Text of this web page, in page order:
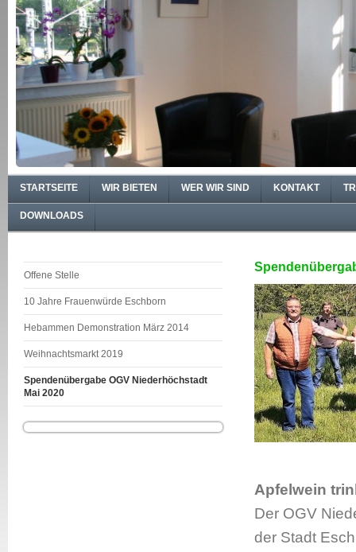
STARTSEITE WIR BIETEN WER WIR SIND KONTAKT
DOWNLOADS
Offene Stelle
10 Jahre Frauenwürde Eschborn
Hebammen Demonstration März 2014
Weihnachtsmarkt 2019
Spendenübergabe OGV Niederhöchstadt
Mai 2020
Apfelwein
Der OGV
der Stadt